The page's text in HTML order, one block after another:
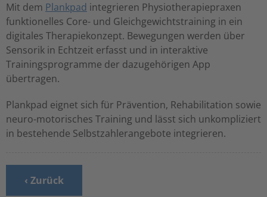
Mit dem Plankpad integrieren Physiotherapiepraxen
funktionelles Core- und Gleichgewichtstraining in ein
digitales Therapiekonzept. Bewegungen werden über
Sensorik in Echtzeit erfasst und in interaktive
Trainingsprogramme der dazugehörigen App
übertragen.
Plankpad eignet sich für Prävention, Rehabilitation sowie
neuro-motorisches Training und lässt sich unkompliziert
in bestehende Selbstzahlerangebote integrieren.
‹ Zurück